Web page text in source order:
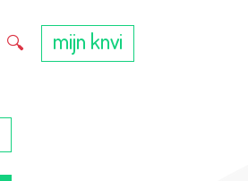
Direct zoeken
mijn knvi